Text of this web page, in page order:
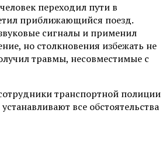
переходил пути в
приближающийся поезд.
сигналы и применил
но столкновения избежать не
травмы, несовместимые с
транспортной полиции
все обстоятельства